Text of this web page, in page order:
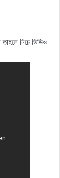
নিচে ভিডিও